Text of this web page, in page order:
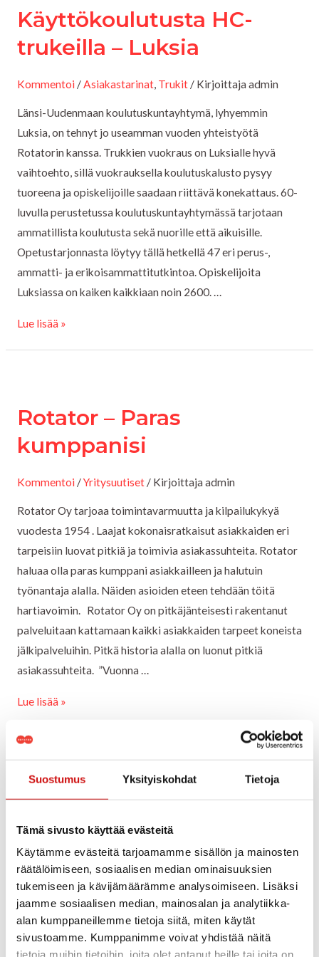
Suostumus Yksityiskohdat Tietoja
Tämä sivusto käyttää evästeitä
Käytämme evästeitä tarjoamamme sisällön ja mainosten
räätälöimiseen, sosiaalisen median ominaisuuksien
tukemiseen ja kävijämäärämme analysoimiseen. Lisäksi
jaamme sosiaalisen median, mainosalan ja analytiikka-
alan kumppaneillemme tietoja siitä, miten käytät
sivustoamme. Kumppanimme voivat yhdistää näitä
tietoja muihin tietoihin, joita olet antanut heille tai joita on
Käyttökoulutusta HC-
trukeilla – Luksia
Kommentoi /Asiakastarinat, Trukit/ Kirjoittaja admin
Länsi-Uudenmaan koulutuskuntayhtymä, lyhyemmin
Luksia, on tehnyt jo useamman vuoden yhteistyötä
Rotatorin kanssa. Trukkien vuokraus on Luksialle hyvä
vaihtoehto, sillä vuokrauksella koulutuskalusto pysyy
tuoreena ja opiskelijoille saadaan riittävä konekattaus. 60-
luvulla perustetussa koulutuskuntayhtymässä tarjotaan
ammatillista koulutusta sekä nuorille että aikuisille.
Opetustarjonnasta löytyy tällä hetkellä 47 eri perus-,
ammatti- ja erikoisammattitutkintoa. Opiskelijoita
Luksiassa on kaiken kaikkiaan noin 2600. …
trukeilla
–
Luksia
Lue lisää »
Rotator – Paras
kumppanisi
Kommentoi /Yritysuutiset/ Kirjoittaja admin
Rotator Oy tarjoaa toimintavarmuutta ja kilpailukykyä
vuodesta 1954 . Laajat kokonaisratkaisut asiakkaiden eri
tarpeisiin luovat pitkiä ja toimivia asiakassuhteita. Rotator
haluaa olla paras kumppani asiakkailleen ja halutuin
työnantaja alalla. Näiden asioiden eteen tehdään töitä
hartiavoimin. Rotator Oy on pitkäjänteisesti rakentanut
palveluitaan kattamaan kaikki asiakkaiden tarpeet koneista
jälkipalveluihin. Pitkä historia alalla on luonut pitkiä
asiakassuhteita. ”Vuonna …
Paras
kumppanisi
Lue lisää »
HC-trukit tuovat
lisämuskelia Rotatorin
tuotevalikoimaan
Kommentoi /Trukit/ Kirjoittajaadmin
Menossa on materiaalinkäsittelyn historian seuraava vaihe.
Perinteikäs suomalainen konealan maahantuoja Rotator
trukit
Rotatorin
tuotevalikoimaan